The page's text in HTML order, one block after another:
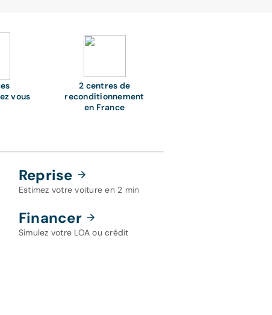
vous
2 centres de
reconditionnement
en France
Reprise
Estimez votre voiture en 2 min
Financer
Simulez votre LOA ou crédit